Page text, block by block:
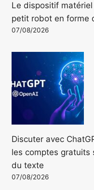
Le dispositif
petit robot en forme
07/08/2026
Discuter avec
les comptes gratuits
du texte
07/08/2026